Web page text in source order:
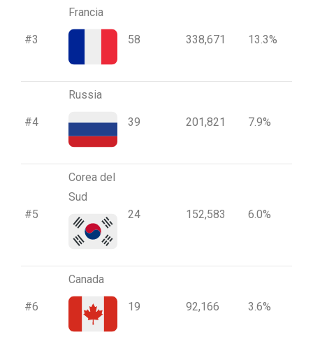
#3
Francia
58 338,671 13.3%
#4
Russia
39 201,821 7.9%
#5
Corea del
Sud
24
152,583 6.0%
#6
Canada
19 92,166 3.6%